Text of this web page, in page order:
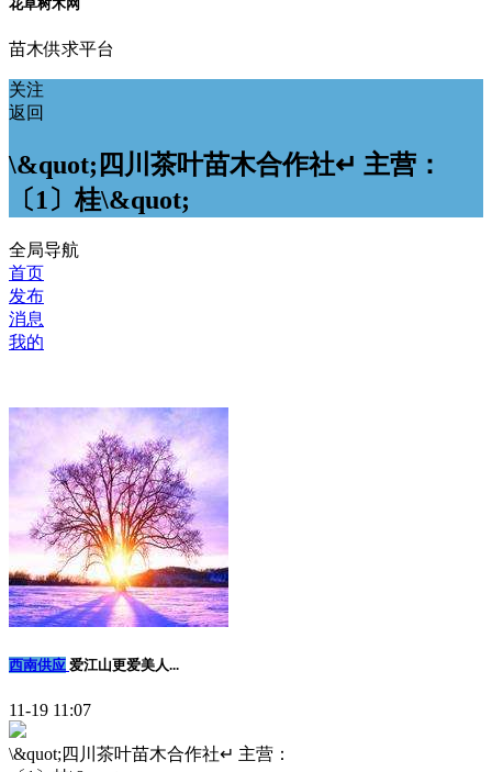
花草树木网
苗木供求平台
关注
返回
\&quot;四川茶叶苗木合作社↵ 主营：
〔1〕桂\&quot;
全局导航
首页
发布
消息
我的
西南供应 爱江山更爱美人...
11-19 11:07
\&quot;四川茶叶苗木合作社↵ 主营：